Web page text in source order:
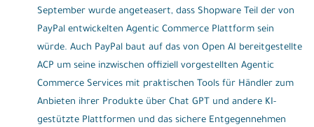
September wurde angeteasert, dass Shopware Teil der von
PayPal entwickelten Agentic Commerce Plattform sein
würde. Auch PayPal baut auf das von Open AI bereitgestellte
ACP um seine inzwischen offiziell vorgestellten Agentic
Commerce Services mit praktischen Tools für Händler zum
Anbieten ihrer Produkte über Chat GPT und andere KI-
gestützte Plattformen und das sichere Entgegennehmen